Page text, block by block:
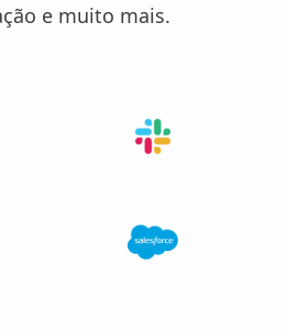
e muito mais.